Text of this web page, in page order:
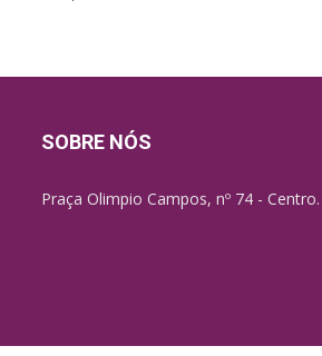
SOBRE NÓS
Praça Olimpio Campos, nº 74 -